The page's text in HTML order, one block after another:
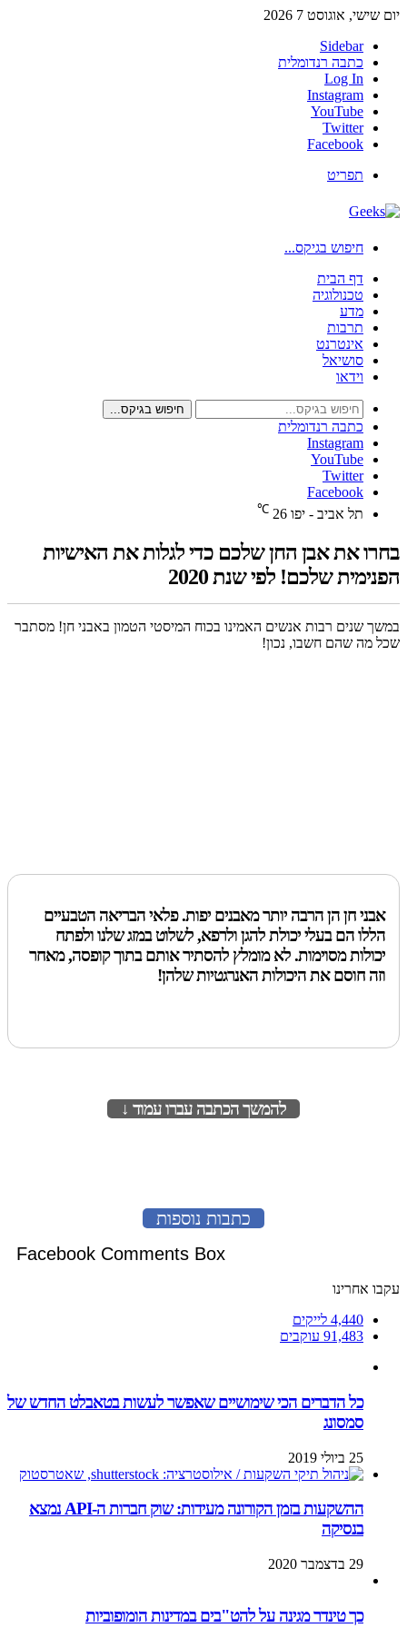
יום שישי, אוגוסט 7 2026
Sidebar
כתבה רנדומלית
Log In
Instagram
YouTube
Twitter
Facebook
תפריט
חיפוש בגיקס...
דף הבית
טכנולוגיה
מדע
תרבות
אינטרנט
סושיאל
וידאו
חיפוש בגיקס...
כתבה רנדומלית
Instagram
YouTube
Twitter
Facebook
תל אביב - יפו 26
℃
בחרו את אבן החן שלכם כדי לגלות את האישיות
הפנימית שלכם! לפי שנת 2020
במשך שנים רבות אנשים האמינו בכוח המיסטי הטמון באבני חן! מסתבר
שכל מה שהם חשבו, נכון!
אבני חן הן הרבה יותר מאבנים יפות. פלאי הבריאה הטבעיים
הללו הם בעלי יכולת להגן ולרפא, לשלוט במזג שלנו ולפתח
יכולות מסוימות. לא מומלץ להסתיר אותם בתוך קופסה, מאחר
וזה חוסם את היכולות האנרגטיות שלהן!
להמשך הכתבה עברו עמוד ↓
כתבות נוספות
Facebook Comments Box
עקבו אחרינו
4,440 לייקים
91,483 עוקבים
כל הדברים הכי שימושיים שאפשר לעשות בטאבלט החדש של
סמסונג
25 ביולי 2019
ההשקעות בזמן הקורונה מעידות: שוק חברות ה-API נמצא
בנסיקה
29 בדצמבר 2020
כך טינדר מגינה על להט"בים במדינות הומופוביות